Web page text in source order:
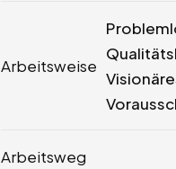
Arbeitsweise
Arbeitsweg